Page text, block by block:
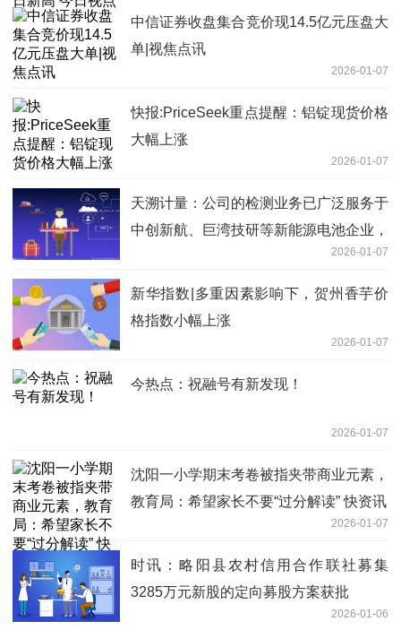
中信证券收盘集合竞价现14.5亿元压盘大
单|视焦点讯
2026-01-07
快报:PriceSeek重点提醒：铝锭现货价格
大幅上涨
2026-01-07
天溯计量：公司的检测业务已广泛服务于
中创新航、巨湾技研等新能源电池企业，
2026-01-07
新华指数|多重因素影响下，贺州香芋价
格指数小幅上涨
2026-01-07
今热点：祝融号有新发现！
2026-01-07
沈阳一小学期末考卷被指夹带商业元素，
教育局：希望家长不要“过分解读” 快资讯
2026-01-07
时讯：略阳县农村信用合作联社募集
3285万元新股的定向募股方案获批
2026-01-06